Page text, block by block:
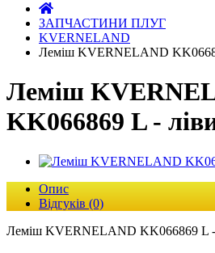
ЗАПЧАСТИНИ ПЛУГ
KVERNELAND
Леміш KVERNELAND
Леміш
KK066869 L -
Опис
Відгуків (0)
Леміш KVERNELAND KK066869 L -